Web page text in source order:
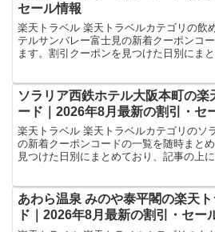
セール情報
楽天トラベル 楽天トラベルカテゴリの飲
テルサンバレー富士見の新着クーポンコ
ます。割引クーポンを見つけた日別にま
ものが最新の割引クーポンになります。
ソラリア西鉄ホテル大阪本町の楽
ード｜2026年8月最新の割引・セ
楽天トラベル 楽天トラベルカテゴリのソ
の新着クーポンコードの一覧を随時まと
見つけた日別にまとめており、記事の上
ポンになります。ホテル・旅館宿泊の予
あわら温泉 みのや泰平閣の楽天
ド｜2026年8月最新の割引・セー